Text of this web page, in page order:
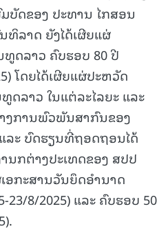
ບັດຂອງ ປະທານ ໄກສອນ
ລາດ ຍັງໄດ້ເຜີຍແຜ່
ທູດລາວ ຄົບຮອບ 80 ປີ
ໂດຍໄດ້ເຜີຍແຜ່ປະຫວັດ
ດລາວ ໃນແຕ່ລະໄລຍະ ແລະ
ງການພົວພັນສາກົນຂອງ
ລະ ບົດຮຽນທີ່ຖອດຖອນໄດ້
ນກຕ່າງປະເທດຂອງ ສປປ
ອກະສານວັນຍຶດອໍານາດ
23/8/2025) ແລະ ຄົບຮອບ 50